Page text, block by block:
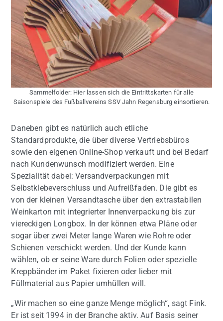
Sammelfolder: Hier lassen sich die Eintrittskarten für alle
Saisonspiele des Fußballvereins SSV Jahn Regensburg einsortieren.
Daneben gibt es natürlich auch etliche
Standardprodukte, die über diverse Vertriebsbüros
sowie den eigenen Online-Shop verkauft und bei Bedarf
nach Kundenwunsch modifiziert werden. Eine
Spezialität dabei: Versandverpackungen mit
Selbstklebeverschluss und Aufreißfaden. Die gibt es
von der kleinen Versandtasche über den extrastabilen
Weinkarton mit integrierter Innenverpackung bis zur
viereckigen Longbox. In der können etwa Pläne oder
sogar über zwei Meter lange Waren wie Rohre oder
Schienen verschickt werden. Und der Kunde kann
wählen, ob er seine Ware durch Folien oder spezielle
Kreppbänder im Paket fixieren oder lieber mit
Füllmaterial aus Papier umhüllen will.
„Wir machen so eine ganze Menge möglich“, sagt Fink.
Er ist seit 1994 in der Branche aktiv. Auf Basis seiner